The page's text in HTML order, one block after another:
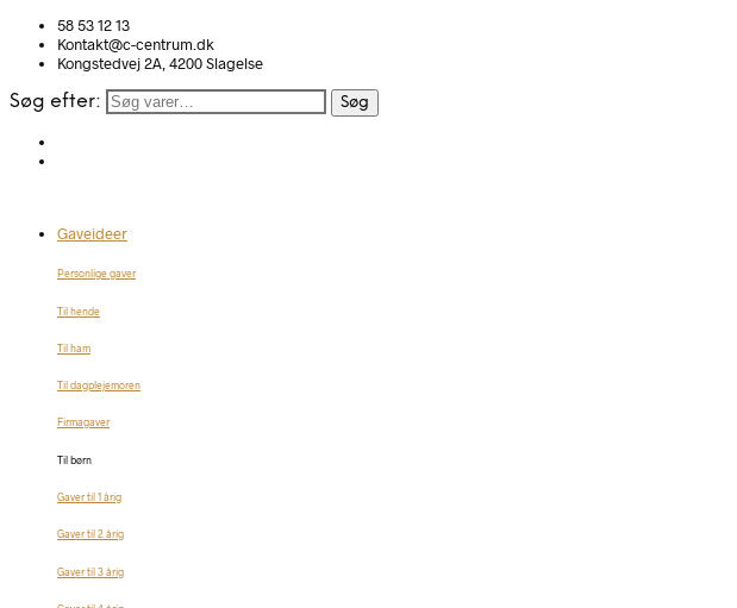
58 53 12 13
Kontakt@c-centrum.dk
Kongstedvej 2A, 4200 Slagelse
Søg efter: Søg
Gaveideer
Personlige gaver
Til hende
Til ham
Til dagplejemoren
Firmagaver
Til børn
Gaver til 1 årig
Gaver til 2 årig
Gaver til 3 årig